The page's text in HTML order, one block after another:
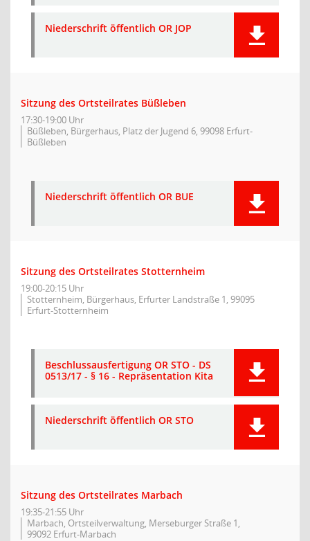
Niederschrift öffentlich OR JOP
Sitzung des Ortsteilrates Büßleben
17:30-19:00 Uhr
Büßleben, Bürgerhaus, Platz der Jugend 6, 99098 Erfurt-
Büßleben
Niederschrift öffentlich OR BUE
Sitzung des Ortsteilrates Stotternheim
19:00-20:15 Uhr
Stotternheim, Bürgerhaus, Erfurter Landstraße 1, 99095
Erfurt-Stotternheim
Beschlussausfertigung OR STO - DS
0513/17 - § 16 - Repräsentation Kita
Niederschrift öffentlich OR STO
Sitzung des Ortsteilrates Marbach
19:35-21:55 Uhr
Marbach, Ortsteilverwaltung, Merseburger Straße 1,
99092 Erfurt-Marbach